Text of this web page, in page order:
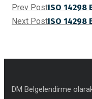
Prev PostISO 14298
Next PostISO 14298
DM Belgelendirme